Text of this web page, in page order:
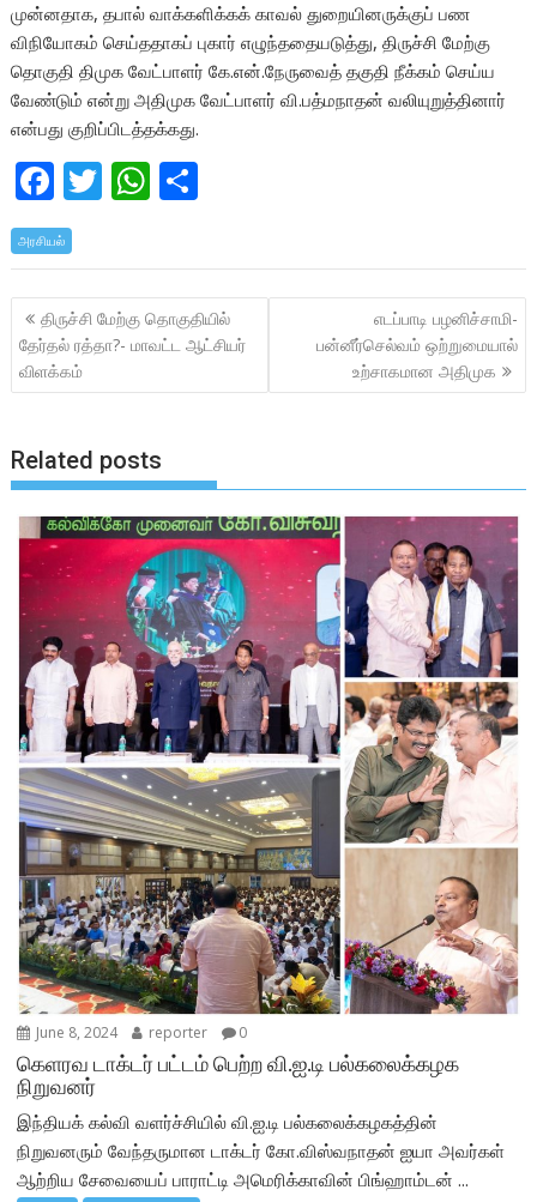
முன்னதாக, தபால் வாக்களிக்கக் காவல் துறையினருக்குப் பண
விநியோகம் செய்ததாகப் புகார் எழுந்ததையடுத்து, திருச்சி மேற்கு
தொகுதி திமுக வேட்பாளர் கே.என்.நேருவைத் தகுதி நீக்கம் செய்ய
வேண்டும் என்று அதிமுக வேட்பாளர் வி.பத்மநாதன் வலியுறுத்தினார்
என்பது குறிப்பிடத்தக்கது.
F
ac
e
b
o
o
k
T
itt
er
W
at
s
A
p
ar
e
அரசியல்
Post
navigation
திருச்சி மேற்கு தொகுதியில்
தேர்தல் ரத்தா?- மாவட்ட ஆட்சியர்
விளக்கம்
எடப்பாடி பழனிச்சாமி-
பன்னீர்செல்வம் ஒற்றுமையால்
உற்சாகமான அதிமுக
Related posts
June 8, 2024 reporter 0
கெளரவ டாக்டர் பட்டம் பெற்ற வி.ஐ.டி பல்கலைக்கழக
நிறுவனர்
இந்தியக் கல்வி வளர்ச்சியில் வி.ஐ.டி பல்கலைக்கழகத்தின்
நிறுவனரும் வேந்தருமான டாக்டர் கோ.விஸ்வநாதன் ஐயா அவர்கள்
ஆற்றிய சேவையைப் பாராட்டி அமெரிக்காவின் பிங்ஹாம்டன் ...